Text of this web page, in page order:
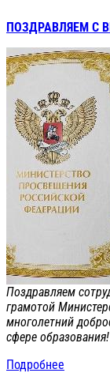
ПОЗДРАВЛЯЕМ С
Поздравляем
грамотой
многолетний
сфере образования!
Подробнее